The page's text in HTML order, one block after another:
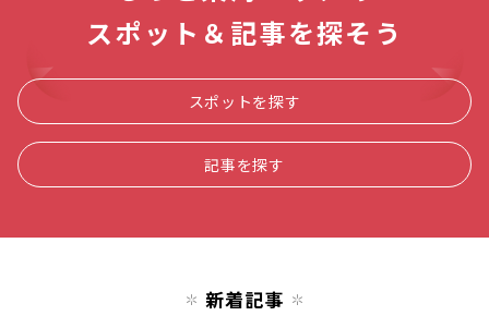
スポット＆記事を探そう
スポットを探す
記事を探す
新着記事